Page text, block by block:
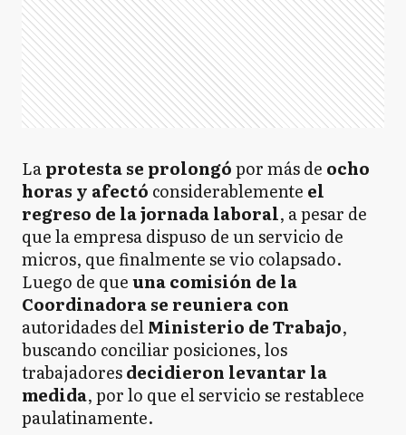
Laprotestase prolongópor más de ocho
horas y afectó considerablemente el
regreso de la jornada laboral, a pesar de
que la empresa dispuso de un servicio de
micros, que finalmente se vio colapsado.
Luego de queuna comisión de la
Coordinadorase reuniera con
autoridades delMinisterio de Trabajo,
buscando conciliar posiciones, los
trabajadoresdecidieron levantar la
medida, por lo que el servicio se restablece
paulatinamente.